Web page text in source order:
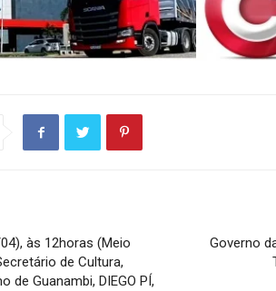
às 12horas (Meio
de Cultura,
de Guanambi, DIEGO PÍ,
Governo